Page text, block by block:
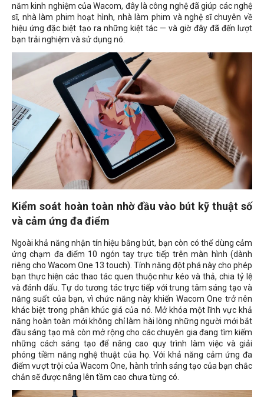
năm kinh nghiệm của Wacom, đây là công nghệ đã giúp các nghệ
sĩ, nhà làm phim hoạt hình, nhà làm phim và nghệ sĩ chuyên về
hiệu ứng đặc biệt tạo ra những kiệt tác — và giờ đây đã đến lượt
bạn trải nghiệm và sử dụng nó.
Kiểm soát hoàn toàn nhờ đầu vào bút kỹ thuật số
và cảm ứng đa điểm
Ngoài khả năng nhận tín hiệu bằng bút, bạn còn có thể dùng cảm
ứng chạm đa điểm 10 ngón tay trực tiếp trên màn hình (dành
riêng cho Wacom One 13 touch). Tính năng đột phá này cho phép
bạn thực hiện các thao tác quen thuộc như kéo và thả, chia tỷ lệ
và đánh dấu. Tự do tương tác trực tiếp với trung tâm sáng tạo và
năng suất của bạn, vì chức năng này khiến Wacom One trở nên
khác biệt trong phân khúc giá của nó. Mở khóa một lĩnh vực khả
năng hoàn toàn mới không chỉ làm hài lòng những người mới bắt
đầu sáng tạo mà còn mở rộng cho các chuyên gia đang tìm kiếm
những cách sáng tạo để nâng cao quy trình làm việc và giải
phóng tiềm năng nghệ thuật của họ. Với khả năng cảm ứng đa
điểm vượt trội của Wacom One, hành trình sáng tạo của bạn chắc
chắn sẽ được nâng lên tầm cao chưa từng có.